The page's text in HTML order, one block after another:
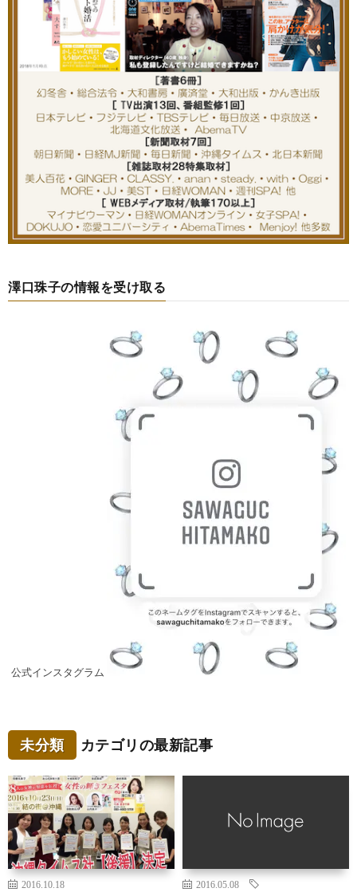
澤口珠子の情報を受け取る
公式インスタグラム
未分類 カテゴリの最新記事
2016.10.18 2016.05.08